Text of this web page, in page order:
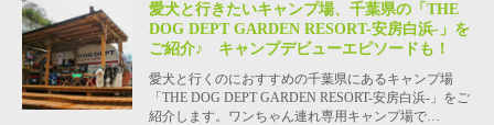
愛犬と行きたいキャンプ場、千葉県の「THE
DOG DEPT GARDEN RESORT-安房白浜-」を
ご紹介♪ キャンプデビューエピソードも！
愛犬と行くのにおすすめの千葉県にあるキャンプ場
「THE DOG DEPT GARDEN RESORT-安房白浜-」をご
紹介します。ワンちゃん連れ専用キャンプ場で…